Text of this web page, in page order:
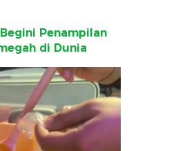
Penampilan
di Dunia